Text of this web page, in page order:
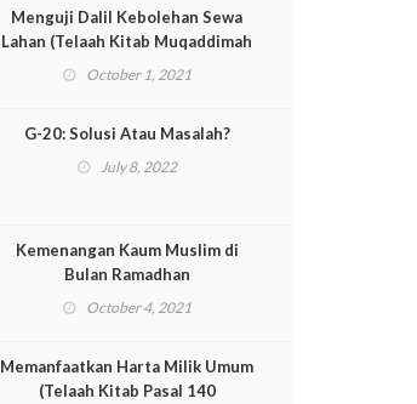
Menguji Dalil Kebolehan Sewa
Lahan (Telaah Kitab Muqaddimah
ad-Dustur Pasal 135-Lanjutan)
October 1, 2021
G-20: Solusi Atau Masalah?
July 8, 2022
Kemenangan Kaum Muslim di
Bulan Ramadhan
October 4, 2021
Memanfaatkan Harta Milik Umum
(Telaah Kitab Pasal 140